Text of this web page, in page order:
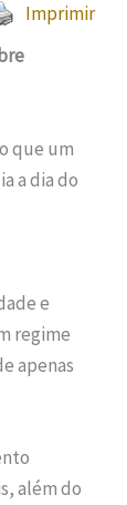
Imprimir
que um
a dia do
e
regime
apenas
além do